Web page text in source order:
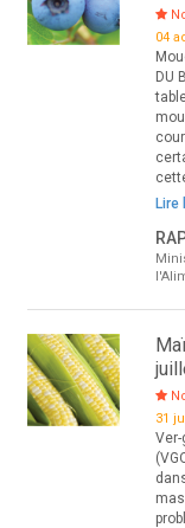
04
DU
Lire
31